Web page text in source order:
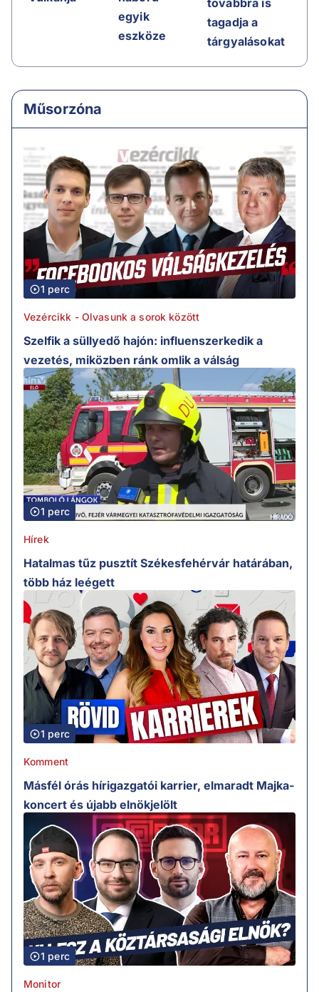
egyik
eszköze
továbbra is
tagadja a
tárgyalásokat
Műsorzóna
1 perc
Vezércikk - Olvasunk a sorok között
Szelfik a süllyedő hajón: influenszerkedik a
vezetés, miközben ránk omlik a válság
1 perc
Hírek
Hatalmas tűz pusztít Székesfehérvár határában,
több ház leégett
1 perc
Komment
Másfél órás hírigazgatói karrier, elmaradt Majka-
koncert és újabb elnökjelölt
1 perc
Monitor